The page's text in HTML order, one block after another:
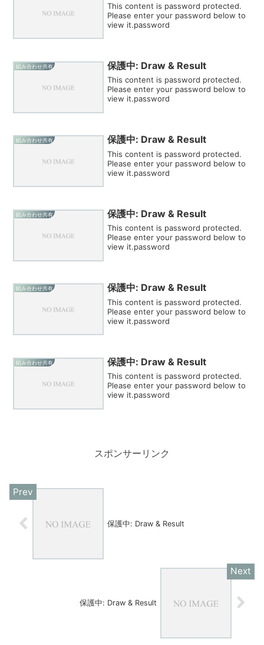
This content is password protected.
Please enter your password below to
view it.password
組み合わせ共有 保護中: Draw & Result
This content is password protected.
Please enter your password below to
view it.password
組み合わせ共有 保護中: Draw & Result
This content is password protected.
Please enter your password below to
view it.password
組み合わせ共有 保護中: Draw & Result
This content is password protected.
Please enter your password below to
view it.password
組み合わせ共有 保護中: Draw & Result
This content is password protected.
Please enter your password below to
view it.password
組み合わせ共有 保護中: Draw & Result
This content is password protected.
Please enter your password below to
view it.password
スポンサーリンク
保護中: Draw & Result
保護中: Draw & Result